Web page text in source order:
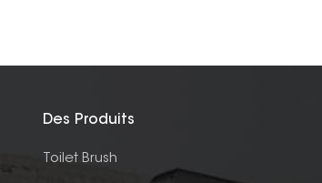
Des Produits
Toilet Brush